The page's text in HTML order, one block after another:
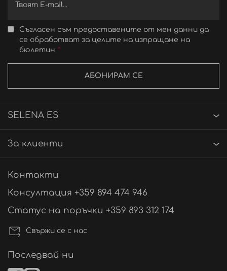
Съгласен съм предоставените от мен данни да
се обработват за целите на изпращане на
бюлетин.
АБОНИРАМ СЕ
SELENA ES
За клиенти
Контакти
Консултация +359 894 474 946
Статус на поръчки +359 893 312 174
Свържи се с нас
Последвай ни